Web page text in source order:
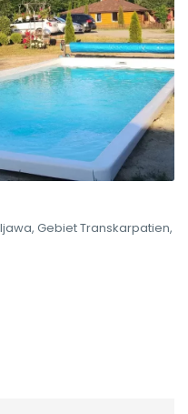
Gebiet Transkarpatien,